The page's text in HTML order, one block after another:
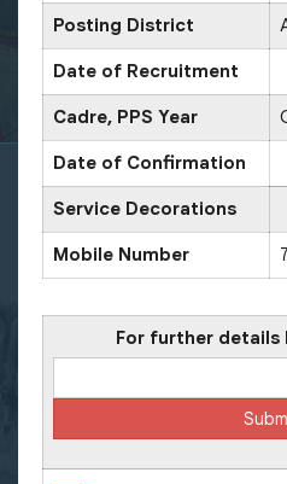
Posting District
Date of Recruitment
Cadre, PPS Year
Date of Confirmation
Service Decorations
Mobile Number
For further details